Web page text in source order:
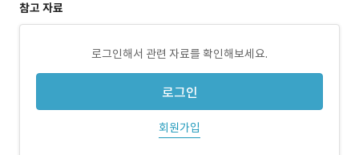
참고 자료
로그인해서 관련 자료를 확인해보세요.
로그인
회원가입